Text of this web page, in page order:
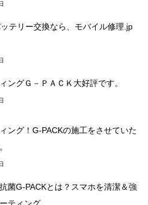
テリー交換なら、モバイル修理.jp
ングＧ－ＰＡＣＫ大好評です。
ング！G-PACKの施工をさせていた
抗菌G-PACKとは？スマホを清潔＆強
ティング